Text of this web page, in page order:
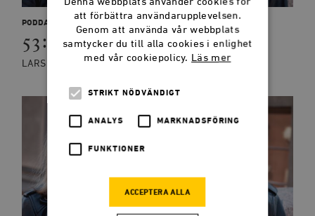
PODDAR
53: Jubileumsavsnittet
LARS ANDERS JOHANSSON, BLANCHE SANDE
att förbättra användarupplevelsen.
Genom att använda vår webbplats
samtycker du till alla cookies i enlighet
med vår cookiepolicy. Läs mer
STRIKT NÖDVÄNDIGT
ANALYS MARKNADSFÖRING
FUNKTIONER
ACCEPTERA ALLA